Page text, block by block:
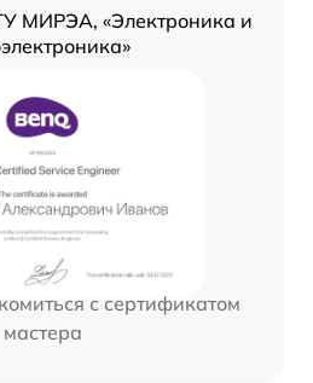
МИРЭА, «Электроника и
с сертификатом
мастера